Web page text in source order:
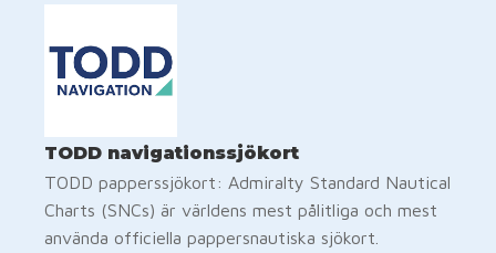
TODD navigationssjökort
TODD papperssjökort: Admiralty Standard Nautical
Charts (SNCs) är världens mest pålitliga och mest
använda officiella pappersnautiska sjökort.